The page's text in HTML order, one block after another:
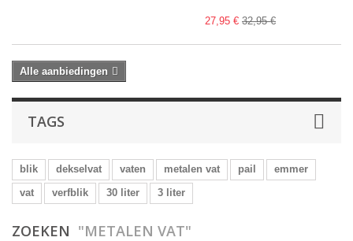
27,95 € 32,95 €
Alle aanbiedingen
TAGS
blik dekselvat vaten metalen vat pail
emmer
vat
verfblik 30 liter 3 liter
ZOEKEN "METALEN VAT"